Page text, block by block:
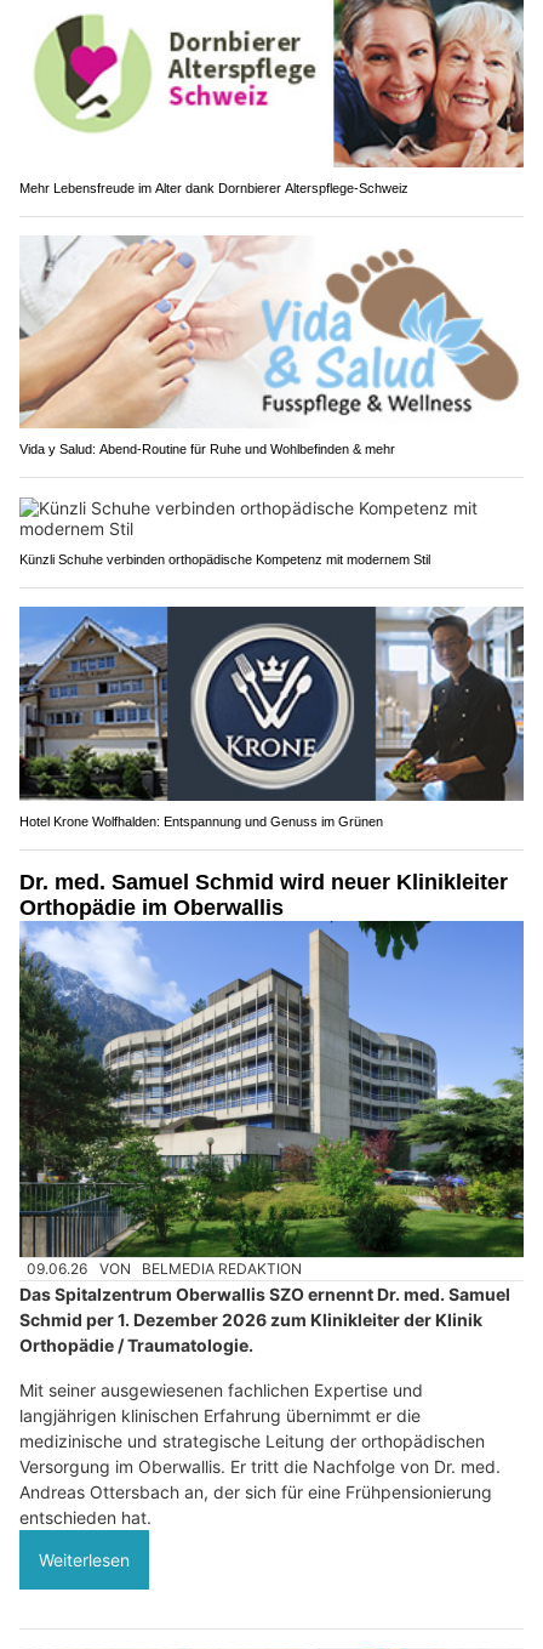
Mehr Lebensfreude im Alter dank Dornbierer Alterspflege-Schweiz
Vida y Salud: Abend-Routine für Ruhe und Wohlbefinden & mehr
Künzli Schuhe verbinden orthopädische Kompetenz mit modernem Stil
Hotel Krone Wolfhalden: Entspannung und Genuss im Grünen
Dr. med. Samuel Schmid wird neuer Klinikleiter
Orthopädie im Oberwallis
09.06.26 VON BELMEDIA REDAKTION
Das Spitalzentrum Oberwallis SZO ernennt Dr. med. Samuel
Schmid per 1. Dezember 2026 zum Klinikleiter der Klinik
Orthopädie / Traumatologie.
Mit seiner ausgewiesenen fachlichen Expertise und
langjährigen klinischen Erfahrung übernimmt er die
medizinische und strategische Leitung der orthopädischen
Versorgung im Oberwallis. Er tritt die Nachfolge von Dr. med.
Andreas Ottersbach an, der sich für eine Frühpensionierung
entschieden hat.
Weiterlesen